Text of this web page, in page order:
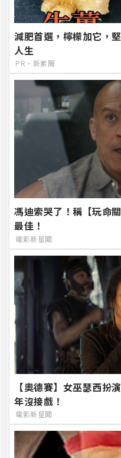
減肥首選，檸檬加它，
人生
PR・新素簡
馮迪索哭了！稱【玩命
最佳！
電影新星聞
【奧德賽】女巫瑟西扮
年沒接戲！
電影新星聞